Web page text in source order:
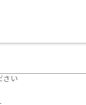
さい